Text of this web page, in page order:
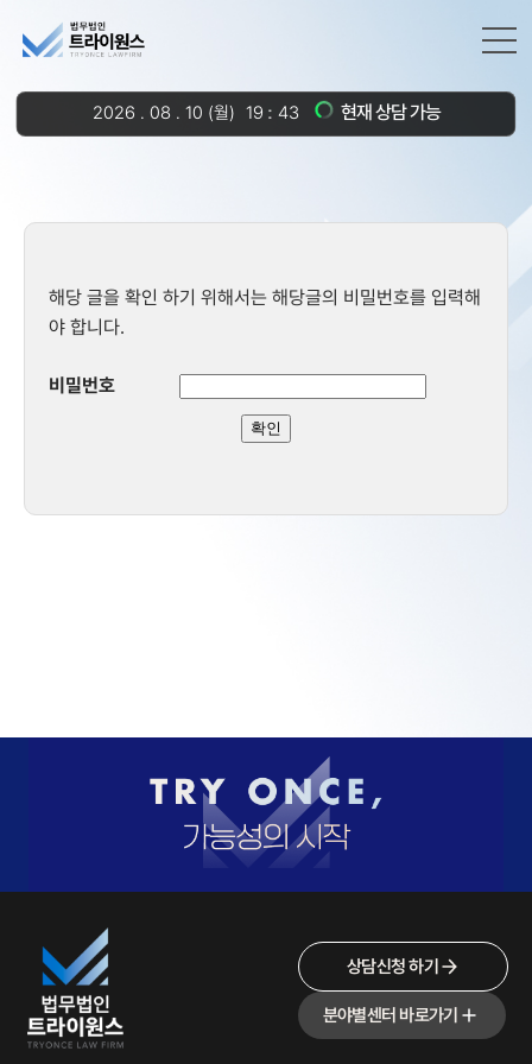
2026 . 08 . 10 (월) 19 : 43 현재 상담 가능
해당 글을 확인 하기 위해서는 해당글의 비밀번호를 입력해
야 합니다.
비밀번호
상담신청 하기
분야별센터 바로가기